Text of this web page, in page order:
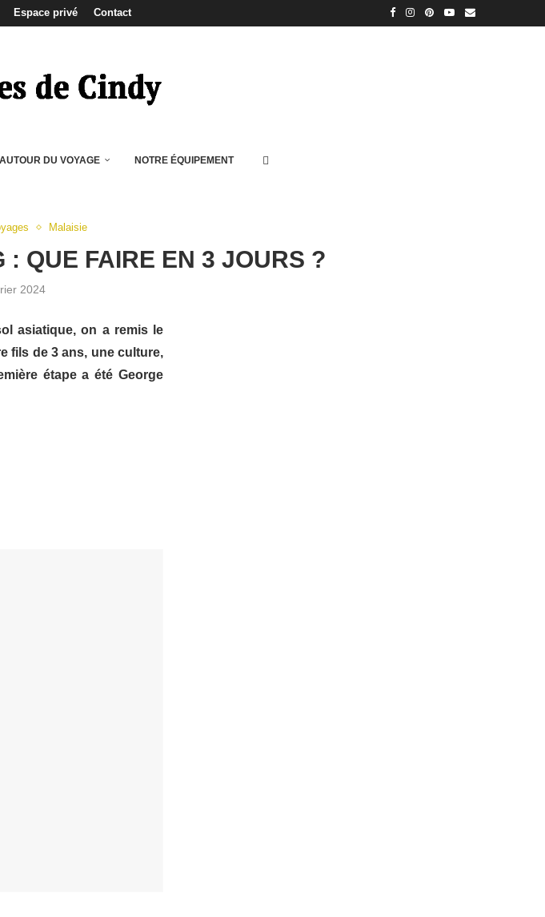
Espace privé Contact
AUTOUR DU VOYAGE NOTRE ÉQUIPEMENT
Malaisie
: QUE FAIRE EN 3 JOURS ?
2024
asiatique, on a remis le
fils de 3 ans, une culture,
étape a été George